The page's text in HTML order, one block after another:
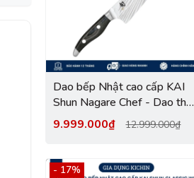
Dao bếp Nhật cao cấp KAI
Shun Nagare Chef - Dao thái
thịt cá NDC0706 (200mm)
9.999.000₫ 12.999.000₫
- 17%